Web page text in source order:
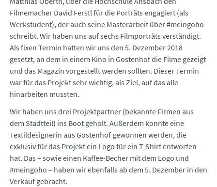
Filmemacher David Ferstl für die Porträts engagiert (als
Werkstudent), der auch seine Masterarbeit über #meingoho
schreibt. Wir haben uns auf sechs Filmporträts verständigt.
Als fixen Termin hatten wir uns den 5. Dezember 2018
gesetzt, an dem in einem Kino in Gostenhof die Filme gezeigt
und das Magazin vorgestellt werden sollten. Dieser Termin
war für das Projekt sehr wichtig, als Ziel, auf das alle
hinarbeiten mussten.
Wir haben uns drei Projektpartner (bekannte Firmen aus
dem Stadtteil) ins Boot geholt. Außerdem konnte eine
Textildesignerin aus Gostenhof gewonnen werden, die
exklusiv für das Projekt ein Logo für ein T-Shirt entworfen
hat. Das – sowie einen Kaffee-Becher mit dem Logo und
#meingoho – haben wir ebenfalls ab dem 5. Dezember in den
Verkauf gebracht.